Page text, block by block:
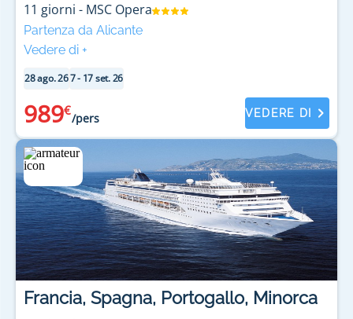
11 giorni - MSC Opera
Partenza da Alicante
Vedere di +
28 ago. 267 - 17 set. 26
989€
/pers VEDERE DI
Francia, Spagna, Portogallo, Minorca